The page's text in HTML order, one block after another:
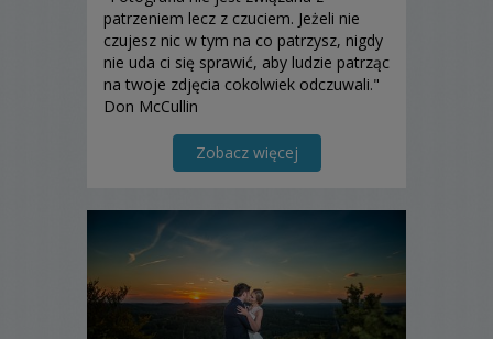
patrzeniem lecz z czuciem. Jeżeli nie
czujesz nic w tym na co patrzysz, nigdy
nie uda ci się sprawić, aby ludzie patrząc
na twoje zdjęcia cokolwiek odczuwali."
Don McCullin
Zobacz więcej